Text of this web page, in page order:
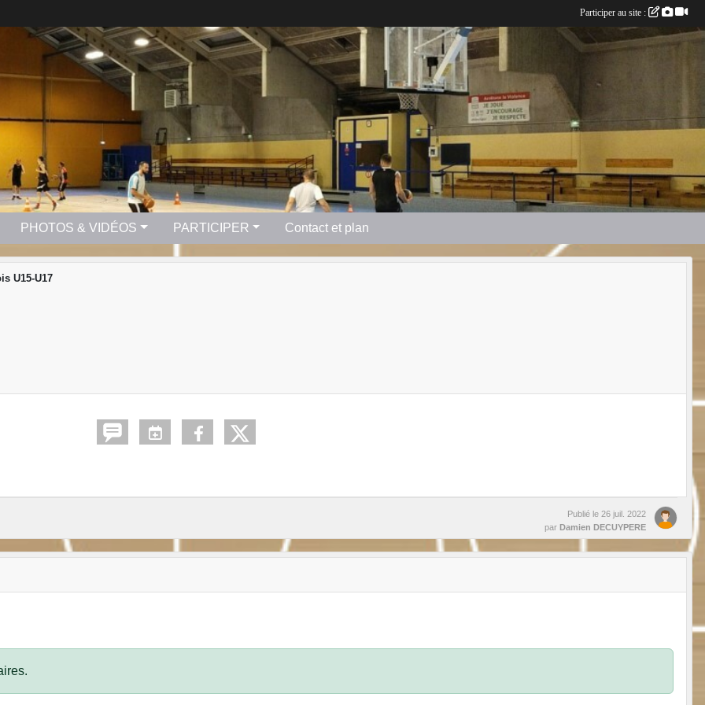
PHOTOS & VIDÉOS PARTICIPER Contact et plan
U15-U17
Publié le 26 juil. 2022
par Damien DECUYPERE
Participer au site :